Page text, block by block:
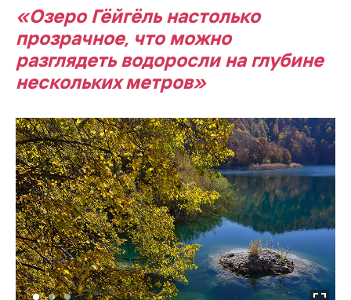
«Озеро Гёйгёль настолько
прозрачное, что можно
разглядеть водоросли на глубине
нескольких метров»